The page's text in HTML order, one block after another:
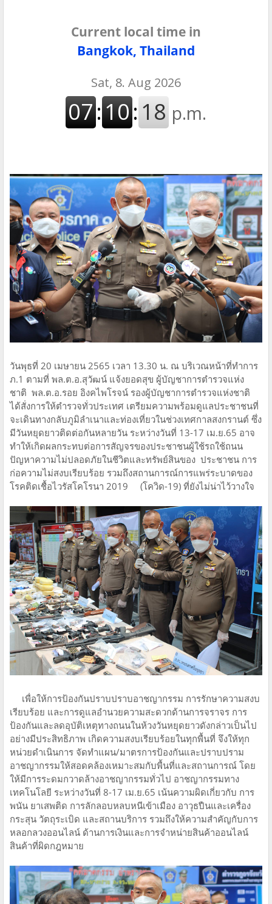
Current local time in
Bangkok, Thailand
วันพุธที่ 20 เมษายน 2565 เวลา 13.30 น. ณ บริเวณหน้าที่ทำการ
ภ.1 ตามที่ พล.ต.อ.สุวัฒน์ แจ้งยอดสุข ผู้บัญชาการตำรวจแห่ง
ชาติ พล.ต.อ.รอย อิงคไพโรจน์ รองผู้บัญชาการตำรวจแห่งชาติ
ได้สั่งการให้ตำรวจทั่วประเทศ เตรียมความพร้อมดูแลประชาชนที่
จะเดินทางกลับภูมิลำเนาและท่องเที่ยวในช่วงเทศกาลสงกรานต์ ซึ่ง
มีวันหยุดยาวติดต่อกันหลายวัน ระหว่างวันที่ 13-17 เม.ย.65 อาจ
ทำให้เกิดผลกระทบต่อการสัญจรของประชาชนผู้ใช้รถใช้ถนน
ปัญหาความไม่ปลอดภัยในชีวิตและทรัพย์สินของ ประชาชน การ
ก่อความไม่สงบเรียบร้อย รวมถึงสถานการณ์การแพร่ระบาดของ
โรคติดเชื้อไวรัสโคโรนา 2019 (โควิด-19) ที่ยังไม่น่าไว้วางใจ
เพื่อให้การป้องกันปราบปราบอาชญากรรม การรักษาความสงบ
เรียบร้อย และการดูแลอำนวยความสะดวกด้านการจราจร การ
ป้องกันและลดอุบัติเหตุทางถนนในห้วงวันหยุดยาวดังกล่าวเป็นไป
อย่างมีประสิทธิภาพ เกิดความสงบเรียบร้อยในทุกพื้นที่ จึงให้ทุก
หน่วยดำเนินการ จัดทำแผน/มาตรการป้องกันและปราบปราม
อาชญากรรมให้สอดคล้องเหมาะสมกับพื้นที่และสถานการณ์ โดย
ให้มีการระดมกวาดล้างอาชญากรรมทั่วไป อาชญากรรมทาง
เทคโนโลยี ระหว่างวันที่ 8-17 เม.ย.65 เน้นความผิดเกี่ยวกับ การ
พนัน ยาเสพติด การลักลอบหลบหนีเข้าเมือง อาวุธปืนและเครื่อง
กระสุน วัตถุระเบิด และสถานบริการ รวมถึงให้ความสำคัญกับการ
หลอกลวงออนไลน์ ด้านการเงินและการจำหน่ายสินค้าออนไลน์
สินค้าที่ผิดกฎหมาย